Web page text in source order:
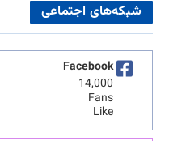
شبکه‌های اجتماعی
Facebook
14,000
Fans
Like